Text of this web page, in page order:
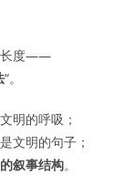
长度——
“。
明的呼吸；
文明的句子；
叙事结构。